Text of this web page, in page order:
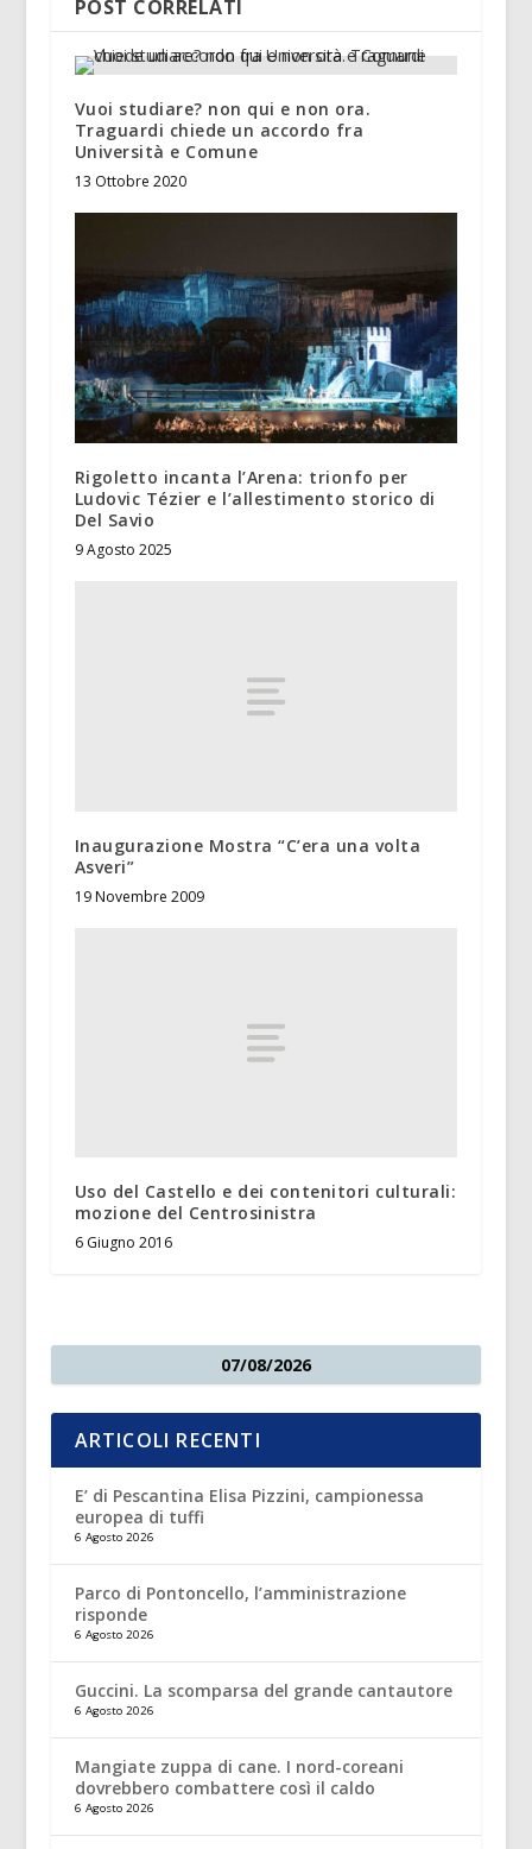
POST CORRELATI
Vuoi studiare? non qui e non ora.
Traguardi chiede un accordo fra
Università e Comune
13 Ottobre 2020
Rigoletto incanta l’Arena: trionfo per
Ludovic Tézier e l’allestimento storico di
Del Savio
9 Agosto 2025
Inaugurazione Mostra “C’era una volta
Asveri”
19 Novembre 2009
Uso del Castello e dei contenitori culturali:
mozione del Centrosinistra
6 Giugno 2016
07/08/2026
ARTICOLI RECENTI
E’ di Pescantina Elisa Pizzini, campionessa
europea di tuffi
6 Agosto 2026
Parco di Pontoncello, l’amministrazione
risponde
6 Agosto 2026
Guccini. La scomparsa del grande cantautore
6 Agosto 2026
Mangiate zuppa di cane. I nord-coreani
dovrebbero combattere così il caldo
6 Agosto 2026